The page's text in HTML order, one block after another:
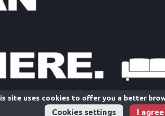
site uses cookies to offer you a better
Cookies settings I agree